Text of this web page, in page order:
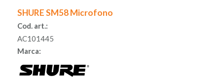
SHURE SM58 Microfono
Cod. art.:
AC101445
Marca: